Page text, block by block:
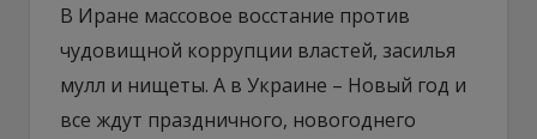
В Иране массовое восстание против
чудовищной коррупции властей, засилья
мулл и нищеты. А в Украине – Новый год и
все ждут праздничного, новогоднего